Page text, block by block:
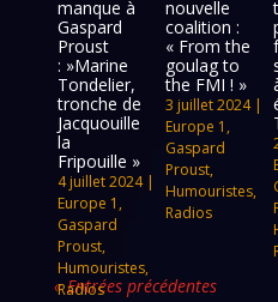
manque à
Gaspard
Proust
: »Marine
Tondelier,
tronche de
Jacquouille
la
Fripouille »
4 juillet 2024|
Europe 1 ,
Gaspard
Proust,
Humouristes,
Radios
nouvelle
coalition :
« From the
goulag to
the FMI ! »
3 juillet 2024|
Europe 1 ,
Gaspard
Proust,
Humouristes,
Radios
« Entrées précédentes